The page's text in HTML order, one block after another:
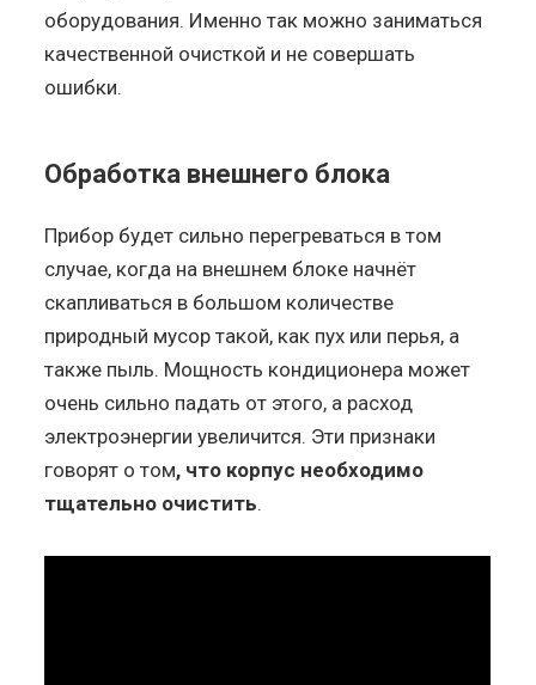
оборудования. Именно так можно заниматься
качественной очисткой и не совершать
ошибки.
Обработка внешнего блока
Прибор будет сильно перегреваться в том
случае, когда на внешнем блоке начнёт
скапливаться в большом количестве
природный мусор такой, как пух или перья, а
также пыль. Мощность кондиционера может
очень сильно падать от этого, а расход
электроэнергии увеличится. Эти признаки
говорят о том, что корпус необходимо
тщательно очистить.